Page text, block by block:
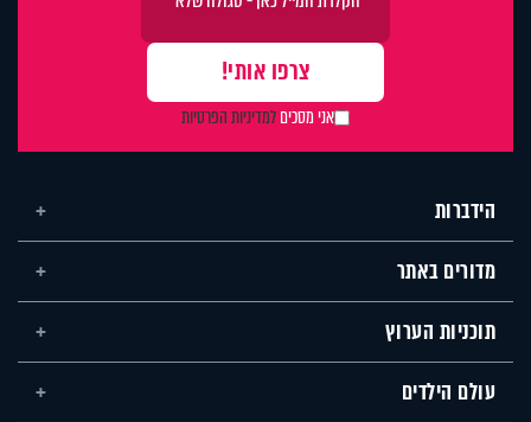
אני מסכיםלמדיניות הפרטיות
הידברות
מדורים באתר
תוכניות הערוץ
עולם הילדים